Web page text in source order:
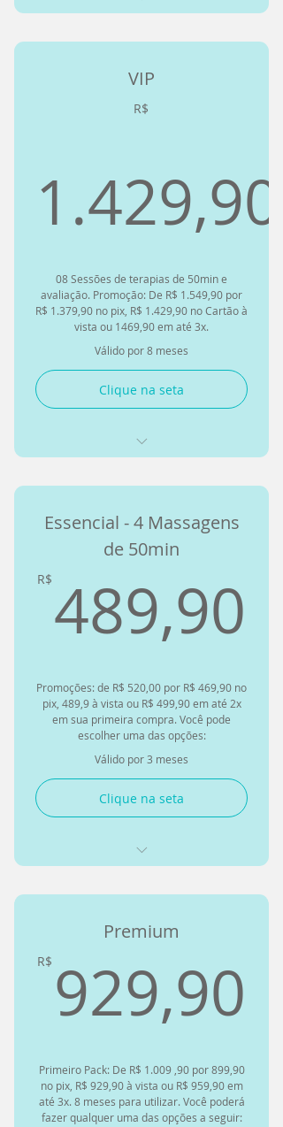
Quiropraxia
Fisioterapia
Massagens de 70 min
Acupuntura
Terapias Manuais como
Liberação Miofascial
Eletroterapia como Ultrassom,
Correção Postural
Troque por massagens de
70min ou Estética
Corporal/Facial
Ventosa
Exercícios Funcionais
Alongamento Terapêutico
Exercícios para Complementar o
Acompanhamento Terapêutico
durante todo o tratamento
VIP
R$
1.429,90
08 Sessões de terapias de 50min e
avaliação. Promoção: De R$ 1.549,90 por
R$ 1.379,90 no pix, R$ 1.429,90 no Cartão à
vista ou 1469,90 em até 3x.
Válido por 8 meses
Clique na seta
Quiropraxia
Terapias Manuais como
Terapias Alternativas como
Acupuntura
Liberação Miofascial
Troque por massagens de
70min ou Estética
Corporal/Facial
Terapias Manuais como
Mobilização articular
Terapias Manuais como
Mobilização Neural
Terapias Manuais como Matland
Bandagens Funcionais
Terapias Alternativas como
Ventosa
Terapias Alternativas como
Exercicios Funcionais
Alongamento Terapêutico
Essencial - 4 Massagens
de 50min
R$ 489,90
Promoções: de R$ 520,00 por R$ 469,90 no
pix, 489,9 à vista ou R$ 499,90 em até 2x
em sua primeira compra. Você pode
escolher uma das opções:
Válido por 3 meses
Clique na seta
Massagem Desportiva
Drenagem Linfática
Premium
R$ 929,90
Primeiro Pack: De R$ 1.009 ,90 por 899,90
no pix, R$ 929,90 à vista ou R$ 959,90 em
até 3x. 8 meses para utilizar. Você poderá
fazer qualquer uma das opções a seguir: